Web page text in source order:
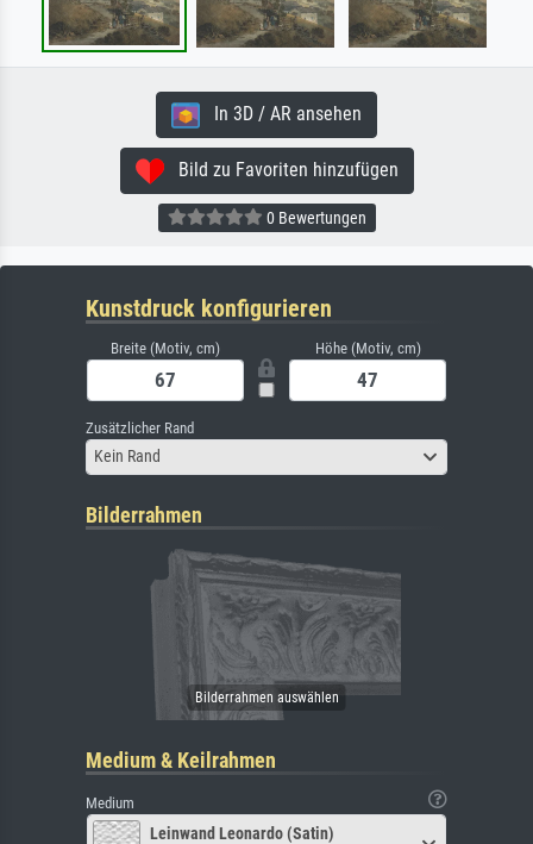
In 3D / AR ansehen
Bild zu Favoriten hinzufügen
0 Bewertungen
Kunstdruck konfigurieren
Breite (Motiv, cm) Höhe (Motiv, cm)
Zusätzlicher Rand
Kein Rand
Bilderrahmen
Medium & Keilrahmen
Medium
Leinwand Leonardo (Satin)